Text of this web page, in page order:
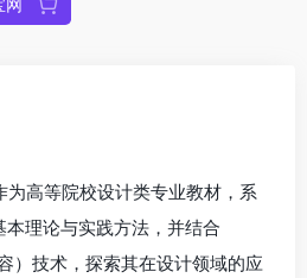
网
为高等院校设计类专业教材，系
理论与实践方法，并结合
）技术，探索其在设计领域的应